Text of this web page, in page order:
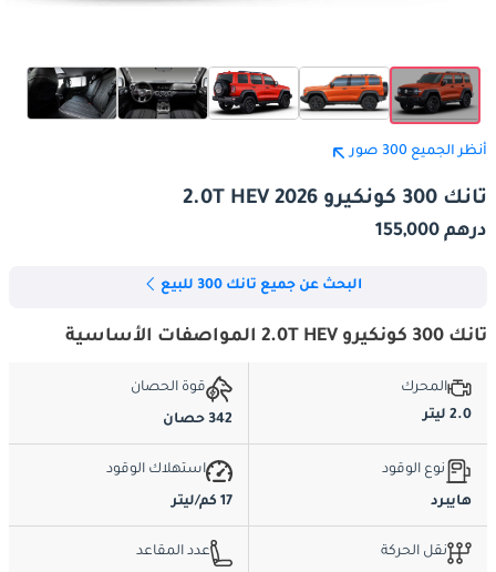
أنظر الجميع 300 صور
تانك 300 كونكيرو 2.0T HEV 2026
درهم 155,000
البحث عن جميع تانك 300 للبيع
تانك 300 كونكيرو 2.0T HEV المواصفات الأساسية
المحرك
2.0 ليتر
قوة الحصان
342 حصان
نوع الوقود
هايبرد
استهلاك الوقود
17 كم/ليتر
نقل الحركة
عدد المقاعد